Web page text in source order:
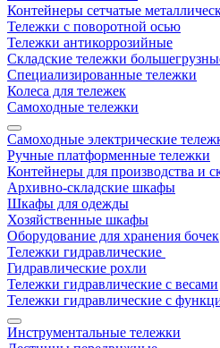
Контейнеры сетчатые
Тележки с поворотной осью
Тележки антикоррозийные
Складские тележки
Специализированные тележки
Колеса для тележек
Самоходные тележки
Самоходные электрические
Ручные платформенные тележки
Контейнеры для производства и
Архивно-складские шкафы
Шкафы для одежды
Хозяйственные шкафы
Оборудование для хранения бочек
Тележки гидравлические
Гидравлические рохли
Тележки гидравлические с весами
Тележки гидравлические с
Инструментальные тележки